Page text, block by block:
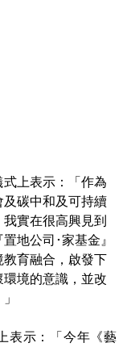
上表示：「作為
碳中和及可持續
實在很高興見到
地公司･家基金』
育融合，啟發下
境的意識，並改
表示：「今年《藝